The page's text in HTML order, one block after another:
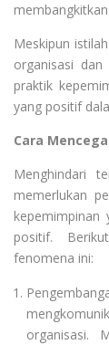
Meskipun
organisasi
praktik
yang positif
Cara
Menghindari
memerlukan
positif.
fenomena ini:
organisasi.